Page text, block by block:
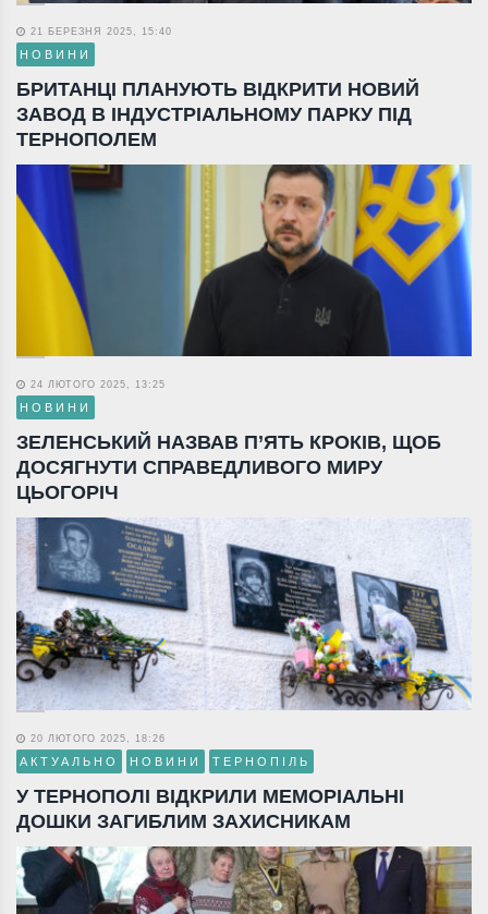
21 БЕРЕЗНЯ 2025, 15:40
НОВИНИ
БРИТАНЦІ ПЛАНУЮТЬ ВІДКРИТИ НОВИЙ
ЗАВОД В ІНДУСТРІАЛЬНОМУ ПАРКУ ПІД
ТЕРНОПОЛЕМ
24 ЛЮТОГО 2025, 13:25
НОВИНИ
ЗЕЛЕНСЬКИЙ НАЗВАВ П’ЯТЬ КРОКІВ, ЩОБ
ДОСЯГНУТИ СПРАВЕДЛИВОГО МИРУ
ЦЬОГОРІЧ
20 ЛЮТОГО 2025, 18:26
АКТУАЛЬНО НОВИНИ ТЕРНОПІЛЬ
У ТЕРНОПОЛІ ВІДКРИЛИ МЕМОРІАЛЬНІ
ДОШКИ ЗАГИБЛИМ ЗАХИСНИКАМ